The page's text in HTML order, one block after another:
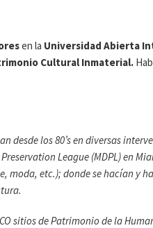
en la Universidad Abierta
Cultural Inmaterial.
los 80’s en diversas
League (MDPL) en
etc.); donde se hacían y
sitios de Patrimonio de la